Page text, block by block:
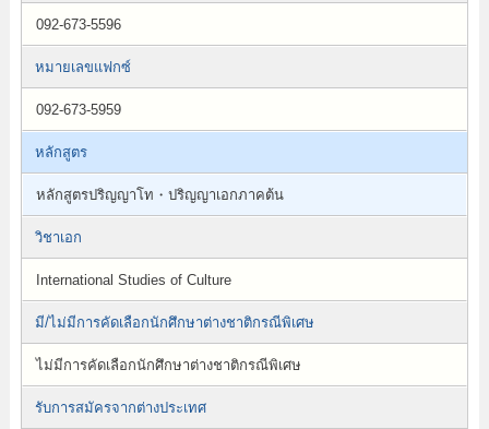
092-673-5596
หมายเลขแฟกซ์
092-673-5959
หลักสูตร
หลักสูตรปริญญาโท・ปริญญาเอกภาคต้น
วิชาเอก
International Studies of Culture
มี/ไม่มีการคัดเลือกนักศึกษาต่างชาติกรณีพิเศษ
ไม่มีการคัดเลือกนักศึกษาต่างชาติกรณีพิเศษ
รับการสมัครจากต่างประเทศ